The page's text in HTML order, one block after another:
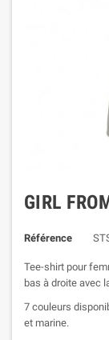
GIRL
Référence
Tee-shirt pour
bas à droite avec
7 couleurs
et marine.